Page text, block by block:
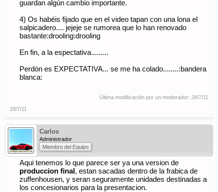
guardan algún cambio importante.
4) Os habéis fijado que en el video tapan con una lona el
salpicadero.... jejeje se rumorea que lo han renovado
bastante:drooling:drooling
En fin, a la espectativa.........
Perdón es EXPECTATIVA... se me ha colado........:bandera
blanca:
Última modificación por un moderador: 28/7/11
28/7/11
Carlos
Administrador
Miembro del Equipo
Aqui tenemos lo que parece ser ya una version de
produccion final , estan sacadas dentro de la frabica de
zuffenhousen, y seran seguramente unidades destinadas a
los concesionarios para la presentacion.